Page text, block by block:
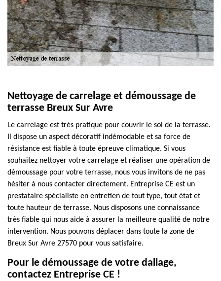
Nettoyage de carrelage et démoussage de
terrasse Breux Sur Avre
Le carrelage est très pratique pour couvrir le sol de la terrasse.
Il dispose un aspect décoratif indémodable et sa force de
résistance est fiable à toute épreuve climatique. Si vous
souhaitez nettoyer votre carrelage et réaliser une opération de
démoussage pour votre terrasse, nous vous invitons de ne pas
hésiter à nous contacter directement. Entreprise CE est un
prestataire spécialiste en entretien de tout type, tout état et
toute hauteur de terrasse. Nous disposons une connaissance
très fiable qui nous aide à assurer la meilleure qualité de notre
intervention. Nous pouvons déplacer dans toute la zone de
Breux Sur Avre 27570 pour vous satisfaire.
Pour le démoussage de votre dallage,
contactez Entreprise CE !